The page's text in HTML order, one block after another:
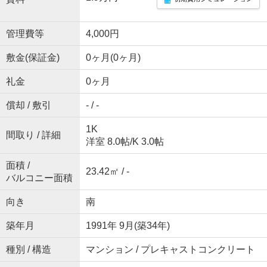
管理費等 4,000円
敷金(保証金) 0ヶ月(0ヶ月)
礼金 0ヶ月
償却 / 敷引 - / -
間取り / 詳細
1K
洋室 8.0帖/K 3.0帖
面積 /
バルコニー面積
23.42㎡ / -
向き 南
築年月 1991年 9月(築34年)
種別 / 構造 マンション / プレキャストコンクリート